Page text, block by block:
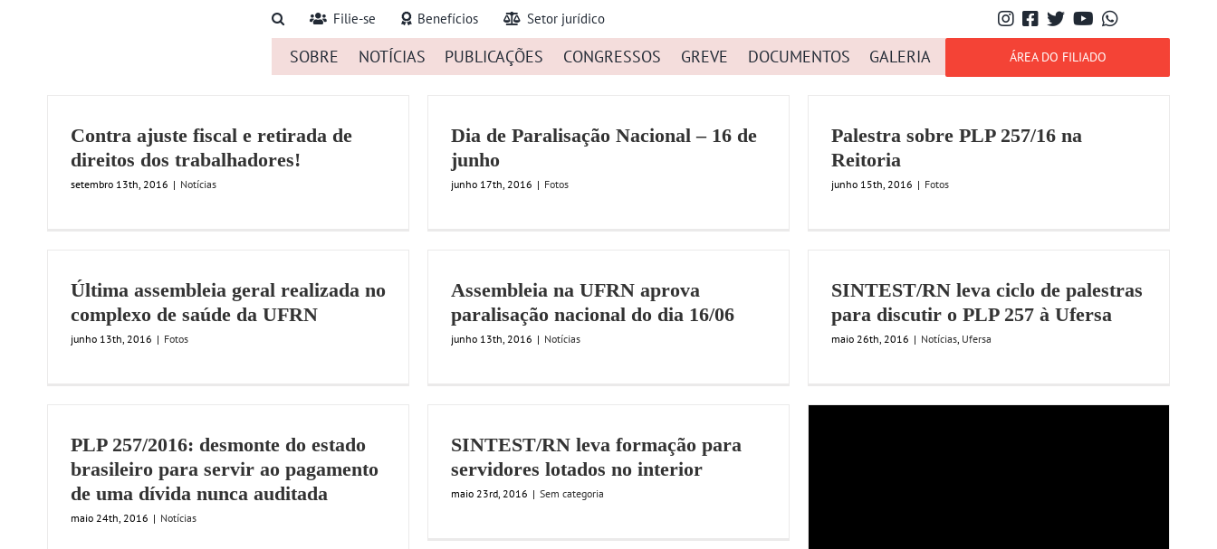
Filie-se Benefícios Setor jurídico
SOBRE NOTÍCIAS PUBLICAÇÕES CONGRESSOS GREVE DOCUMENTOS GALERIA ÁREA DO FILIADO
Contra ajuste fiscal e retirada de
direitos dos trabalhadores!
setembro 13th, 2016 | Notícias
Dia de Paralisação Nacional – 16 de
junho
junho 17th, 2016 | Fotos
Palestra sobre PLP 257/16 na
Reitoria
junho 15th, 2016 | Fotos
Última assembleia geral realizada no
complexo de saúde da UFRN
junho 13th, 2016 | Fotos
Assembleia na UFRN aprova
paralisação nacional do dia 16/06
junho 13th, 2016 | Notícias
SINTEST/RN leva ciclo de palestras
para discutir o PLP 257 à Ufersa
maio 26th, 2016 | Notícias, Ufersa
PLP 257/2016: desmonte do estado
brasileiro para servir ao pagamento
de uma dívida nunca auditada
maio 24th, 2016 | Notícias
SINTEST/RN leva formação para
servidores lotados no interior
maio 23rd, 2016 | Sem categoria